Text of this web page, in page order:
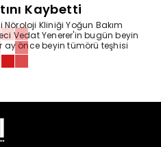
Kaybetti
Kliniği Yoğun Bakım
Vedat Yenerer'in bugün beyin
ay önce beyin tümörü teşhisi